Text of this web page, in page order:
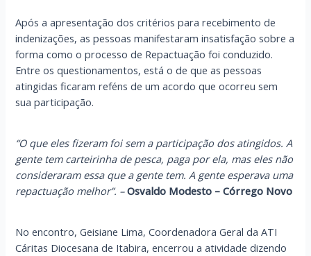
Após a apresentação dos critérios para recebimento de
indenizações, as pessoas manifestaram insatisfação sobre a
forma como o processo de Repactuação foi conduzido.
Entre os questionamentos, está o de que as pessoas
atingidas ficaram reféns de um acordo que ocorreu sem
sua participação.
“O que eles fizeram foi sem a participação dos atingidos. A
gente tem carteirinha de pesca, paga por ela, mas eles não
consideraram essa que a gente tem. A gente esperava uma
repactuação melhor”. –Osvaldo Modesto – Córrego Novo
No encontro, Geisiane Lima, Coordenadora Geral da ATI
Cáritas Diocesana de Itabira, encerrou a atividade dizendo